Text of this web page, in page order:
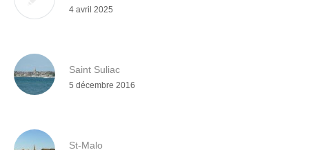
4 avril 2025
Saint Suliac
5 décembre 2016
St-Malo